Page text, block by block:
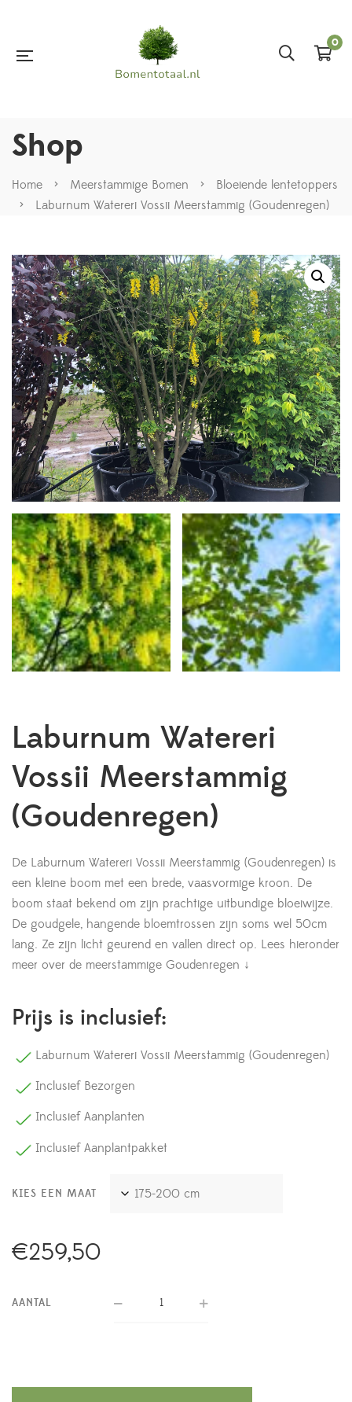
0
Shop
Home > Meerstammige Bomen >
Bloeiende lentetoppers
>
Laburnum Watereri Vossii Meerstammig (Goudenregen)
Laburnum Watereri
Vossii Meerstammig
(Goudenregen)
De Laburnum Watereri Vossii Meerstammig (Goudenregen) is
een kleine boom met een brede, vaasvormige kroon. De
boom staat bekend om zijn prachtige uitbundige bloeiwijze.
De goudgele, hangende bloemtrossen zijn soms wel 50cm
lang. Ze zijn licht geurend en vallen direct op. Lees hieronder
meer over de meerstammige Goudenregen ↓
Prijs is inclusief:
Laburnum Watereri Vossii Meerstammig (Goudenregen)
Inclusief Bezorgen
Inclusief Aanplanten
Inclusief Aanplantpakket
KIES EEN MAAT
€259,50
AANTAL